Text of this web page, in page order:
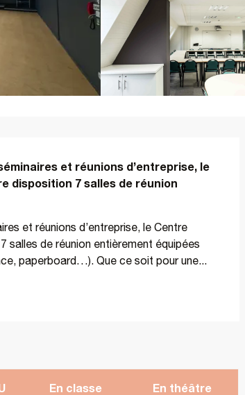
et réunions d’entreprise, le
disposition 7 salles de réunion
et réunions d’entreprise, le Centre
salles de réunion entièrement équipées
paperboard…). Que ce soit pour une...
En classe En théâtre